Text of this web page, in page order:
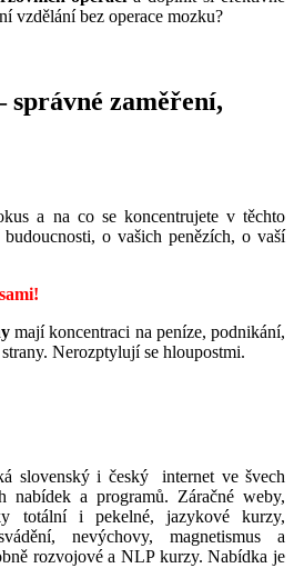
vzdělání bez operace mozku?
správné zaměření,
a na co se koncentrujete v těchto
o vašich penězích, o vaší
mají koncentraci na peníze, podnikání,
Nerozptylují se hloupostmi.
slovenský i český internet ve švech
nabídek a programů. Záračné weby,
totální i pekelné, jazykové kurzy,
nevýchovy, magnetismus a
rozvojové a NLP kurzy. Nabídka je